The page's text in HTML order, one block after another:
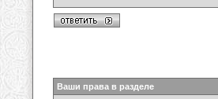
Ваши права в разделе